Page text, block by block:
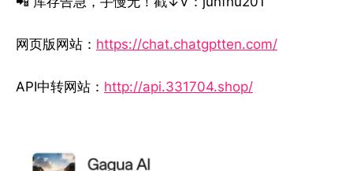
网页版网站： https://chat.chatgptten.com/
API中转网站： http://api.331704.shop/